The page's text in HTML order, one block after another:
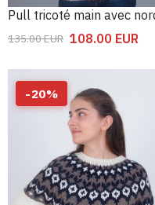
135.00EUR 108.00 EUR
-20%